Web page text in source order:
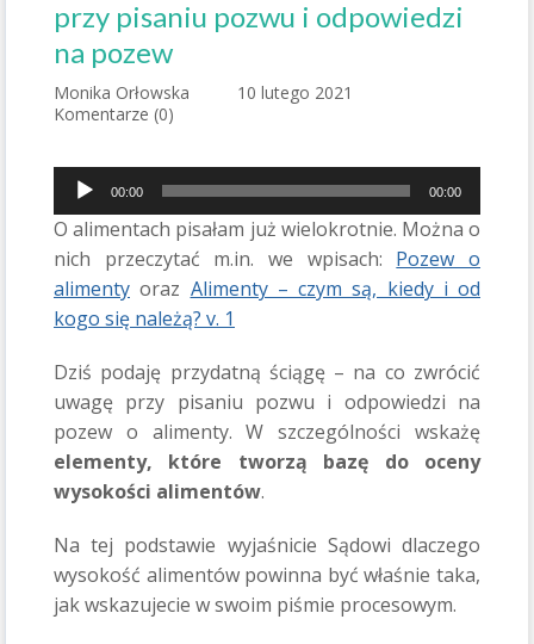
przy pisaniu pozwu i odpowiedzi
na pozew
Monika Orłowska
10 lutego 2021
Komentarze (0)
Odtwarzacz
plików
dźwiękowych
00:00 00:00
O alimentach pisałam już wielokrotnie. Można o
nich przeczytać m.in. we wpisach: Pozew o
alimenty oraz Alimenty – czym są, kiedy i od
kogo się należą? v. 1
Dziś podaję przydatną ściągę – na co zwrócić
uwagę przy pisaniu pozwu i odpowiedzi na
pozew o alimenty. W szczególności wskażę
elementy, które tworzą bazę do oceny
wysokości alimentów.
Na tej podstawie wyjaśnicie Sądowi dlaczego
wysokość alimentów powinna być właśnie taka,
jak wskazujecie w swoim piśmie procesowym.